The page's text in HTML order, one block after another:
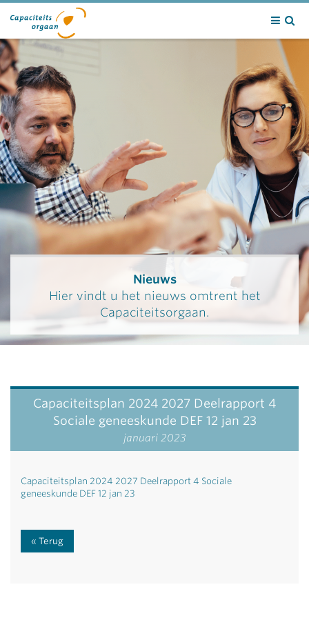
Nieuws
Hier vindt u het nieuws omtrent het
Capaciteitsorgaan.
Capaciteitsplan 2024 2027 Deelrapport 4
Sociale geneeskunde DEF 12 jan 23
januari 2023
Capaciteitsplan 2024 2027 Deelrapport 4 Sociale
geneeskunde DEF 12 jan 23
Terug